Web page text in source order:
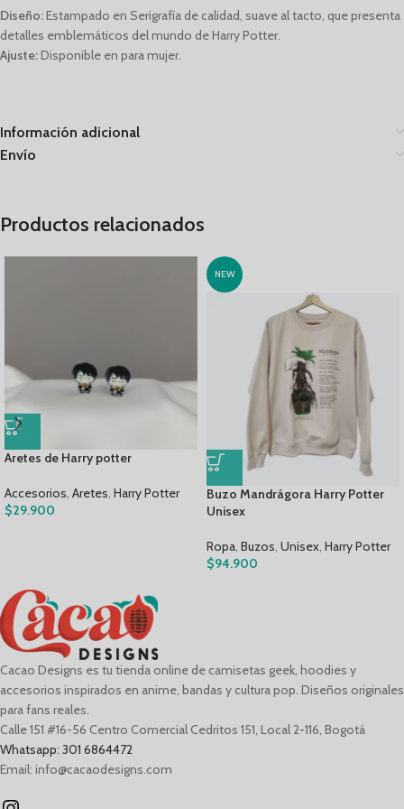
Diseño:Estampado en Serigrafía de calidad, suave al tacto, que presenta
detalles emblemáticos del mundo de Harry Potter.
Ajuste:Disponible en para mujer.
Información adicional
Envío
Productos relacionados
Aretes de Harry potter
Accesorios, Aretes, Harry Potter
$29.900
NEW
Buzo Mandrágora Harry Potter
Unisex
Ropa, Buzos, Unisex, Harry Potter
$94.900
Cacao Designs es tu tienda online de camisetas geek, hoodies y
accesorios inspirados en anime, bandas y cultura pop. Diseños originales
para fans reales.
Calle 151 #16-56 Centro Comercial Cedritos 151, Local 2-116, Bogotá
Whatsapp: 301 6864472
Email: info@cacaodesigns.com